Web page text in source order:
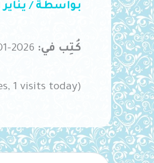
بواسطة / يناير 31, 2026
كُتِب في: 2026-01-31
(Visited 1 times, 1 visits today)